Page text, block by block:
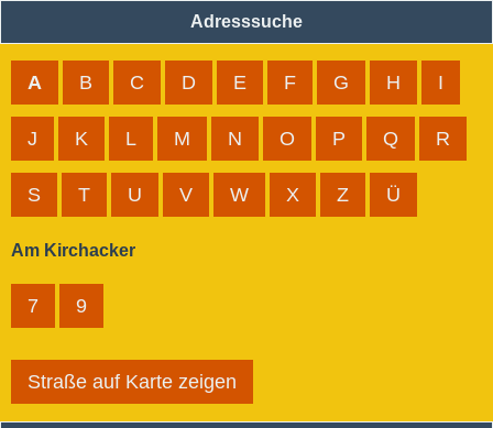
Adresssuche
A B C D E F G H I
J K L M N O P Q R
S T U V W X Z Ü
Am Kirchacker
7 9
Straße auf Karte zeigen